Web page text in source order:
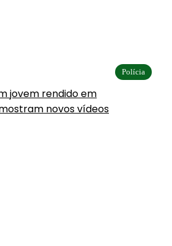
Polícia
jovem rendido em
novos vídeos